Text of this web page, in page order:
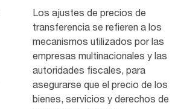
Los ajustes de precios de
transferencia se refieren a los
mecanismos utilizados por las
empresas multinacionales y las
autoridades fiscales, para
asegurarse que el precio de los
bienes, servicios y derechos de